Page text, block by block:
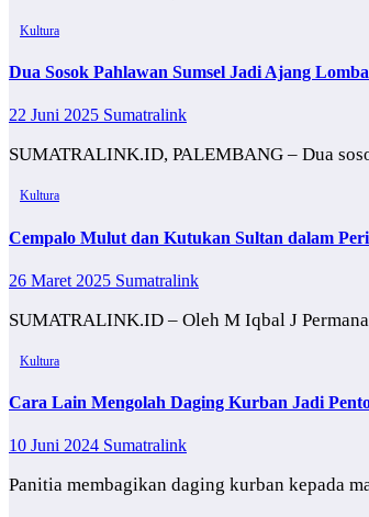
Kultura
Dua Sosok Pahlawan Sumsel Jadi Ajang
22 Juni 2025 Sumatralink
SUMATRALINK.ID, PALEMBANG – Dua
Kultura
Cempalo Mulut dan Kutukan Sultan dalam
26 Maret 2025 Sumatralink
SUMATRALINK.ID – Oleh M Iqbal J
Kultura
Cara Lain Mengolah Daging Kurban Jadi
10 Juni 2024 Sumatralink
Panitia membagikan daging kurban kepada